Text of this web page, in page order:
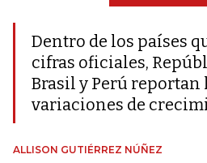
Dentro de los países
cifras oficiales,
Brasil y Perú reportan
variaciones de
ALLISON GUTIÉRREZ NÚÑEZ